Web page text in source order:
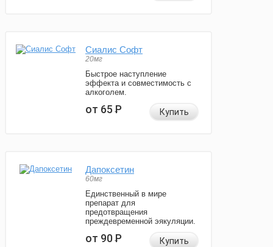
Сиалис Софт
20мг
Быстрое наступление
эффекта и совместимость с
алкоголем.
от 65Р Купить
Дапоксетин
60мг
Единственный в мире
препарат для
предотвращения
преждевременной эякуляции.
от 90Р Купить